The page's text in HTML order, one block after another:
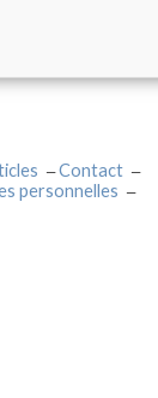
Contact
personnelles